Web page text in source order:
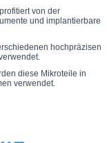
von der
und implantierbare
hochpräzisen
diese Mikroteile in
verwendet.